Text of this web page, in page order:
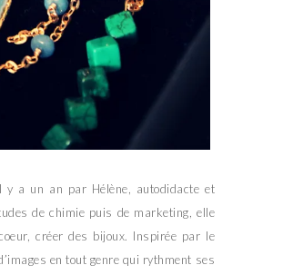
y a un an par Hélène, autodidacte et
de chimie puis de marketing, elle
créer des bijoux. Inspirée par le
en tout genre qui rythment ses